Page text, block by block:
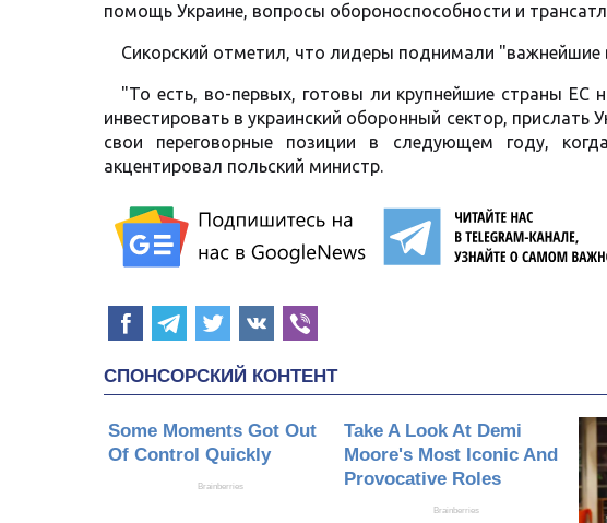
помощь Украине, вопросы обороноспособности и
Сикорский отметил, что лидеры поднимали "важнейшие
"То есть, во-первых, готовы ли крупнейшие страны ЕС
инвестировать в украинский оборонный сектор,
свои переговорные позиции в следующем году,
акцентировал польский министр.